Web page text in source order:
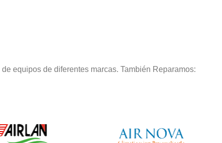
equipos de diferentes marcas. También Reparamos: